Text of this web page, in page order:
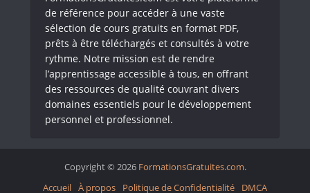
de référence pour accéder à une vaste
sélection de cours gratuits en format PDF,
prêts à être téléchargés et consultés à votre
rythme. Notre mission est de rendre
l’apprentissage accessible à tous, en offrant
des ressources de qualité couvrant divers
domaines essentiels pour le développement
personnel et professionnel.
Copyright © 2026 FormationsGratuites.com.
Accueil À propos Politique de Confidentialité DMCA